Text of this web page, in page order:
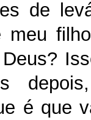
de
meu
é que